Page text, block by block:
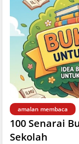
amalan membaca
100 Senarai
Sekolah